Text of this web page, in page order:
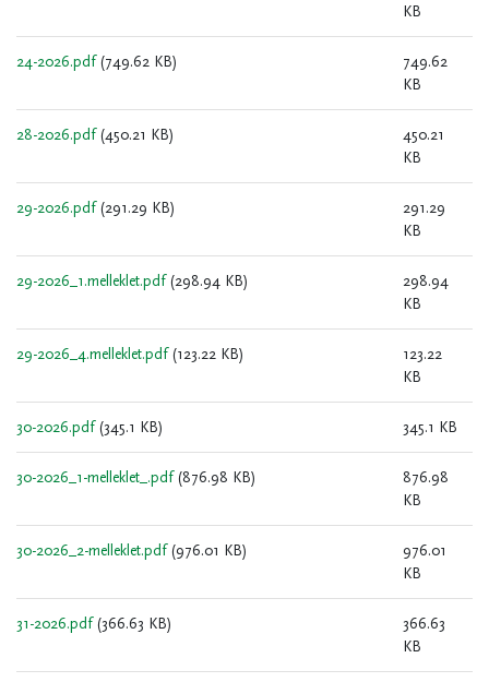
KB
24-2026.pdf (749.62 KB)
749.62
KB
28-2026.pdf (450.21 KB)
450.21
KB
29-2026.pdf (291.29 KB)
291.29
KB
29-2026_1.melleklet.pdf (298.94 KB)
298.94
KB
29-2026_4.melleklet.pdf (123.22 KB)
123.22
KB
30-2026.pdf (345.1 KB) 345.1 KB
30-2026_1-melleklet_.pdf (876.98 KB)
876.98
KB
30-2026_2-melleklet.pdf (976.01 KB)
976.01
KB
31-2026.pdf (366.63 KB)
366.63
KB